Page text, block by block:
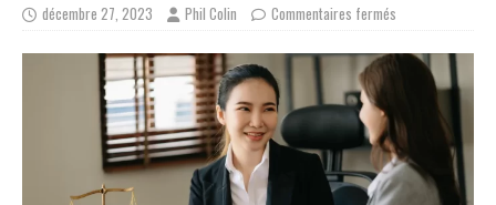
décembre 27, 2023 Phil Colin Commentaires fermés